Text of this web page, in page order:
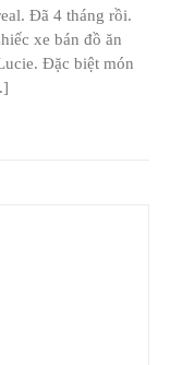
Đã 4 tháng rồi.
xe bán đồ ăn
Đặc biệt món